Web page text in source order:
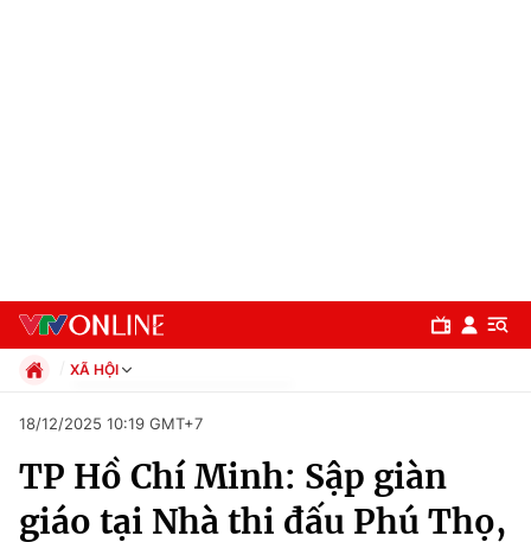
Chuyên mục
XÃ HỘI
Xã hội
Pháp luật
Thể thao
18/12/2025 10:19 GMT+7
TP Hồ Chí Minh: Sập giàn
giáo tại Nhà thi đấu Phú Thọ,